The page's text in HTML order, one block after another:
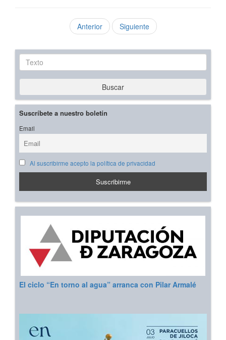
Anterior Siguiente
Texto
Buscar
Suscríbete a nuestro boletín
Email
Al suscribirme acepto la política de privacidad
El ciclo “En torno al agua” arranca con Pilar Armalé